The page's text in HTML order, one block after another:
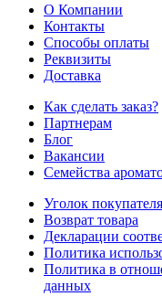
О Компании
Контакты
Способы оплаты
Реквизиты
Доставка
Как сделать заказ?
Партнерам
Блог
Вакансии
Семейства
Уголок покупателя
Возврат товара
Декларации
Политика
Политика в
данных